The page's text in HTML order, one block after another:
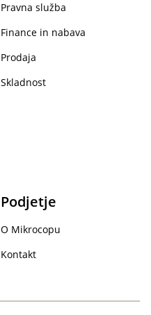
Pravna služba
Finance in nabava
Prodaja
Skladnost
Podjetje
O Mikrocopu
Kontakt